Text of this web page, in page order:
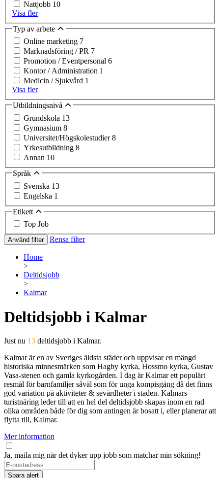
Nattjobb 10
Visa fler
Typ av arbete
Online marketing 7
Marknadsföring / PR 7
Promotion / Eventpersonal 6
Kontor / Administration 1
Medicin / Sjukvård 1
Visa fler
Utbildningsnivå
Grundskola 13
Gymnasium 8
Universitet/Högskolestudier8
Yrkesutbildning 8
Annan 10
Språk
Svenska 13
Engelska 1
Etikett
Top Job
Använd filter Rensa filter
Home
>
Deltidsjobb
>
Kalmar
Deltidsjobb i Kalmar
Just nu 13 deltidsjobb i Kalmar.
Kalmar är en av Sveriges äldsta städer och uppvisar en mängd
historiska minnesmärken som Hagby kyrka, Hossmo kyrka, Gustav
Vasa-stenen och gamla kyrkogården. I dag är Kalmar ett populärt
resmål för barnfamiljer såväl som för unga kompisgäng då det finns
god variation på aktiviteter & sevärdheter i staden. Kalmars
turistnäring leder till att en hel del deltidsjobb skapas inom en rad
olika områden både för dig som antingen är bosatt i, eller planerar att
flytta till, Kalmar.
Mer information
Ja, maila mig när det dyker upp jobb som matchar min sökning!
Spara alert